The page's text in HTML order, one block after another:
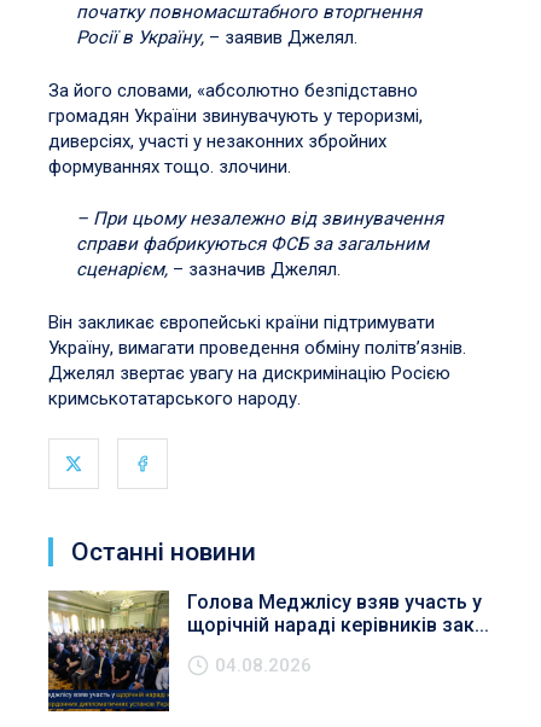
початку повномасштабного вторгнення
Росії в Україну,– заявив Джелял.
За його словами, «абсолютно безпідставно
громадян України звинувачують у тероризмі,
диверсіях, участі у незаконних збройних
формуваннях тощо. злочини.
– При цьому незалежно від звинувачення
справи фабрикуються ФСБ за загальним
сценарієм, – зазначив Джелял.
Він закликає європейські країни підтримувати
Україну, вимагати проведення обміну політв’язнів.
Джелял звертає увагу на дискримінацію Росією
кримськотатарського народу.
Останні новини
Голова Меджлісу взяв участь у
щорічній нараді керівників зак...
04.08.2026